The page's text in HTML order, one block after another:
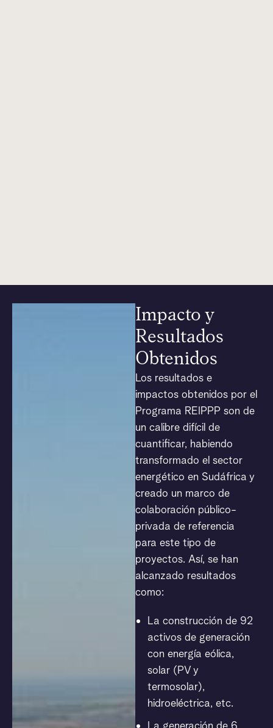
Impacto y
Resultados
Obtenidos
Los resultados e
impactos obtenidos por el
Programa REIPPP son de
un calibre difícil de
cuantificar, habiendo
transformado el sector
energético en Sudáfrica y
creado un marco de
colaboración público-
privada de referencia
para este tipo de
proyectos. Así, se han
alcanzado resultados
como:
La construcción de 92
activos de generación
con energía eólica,
solar (PV y
termosolar),
hidroeléctrica, etc.
La generación de 6